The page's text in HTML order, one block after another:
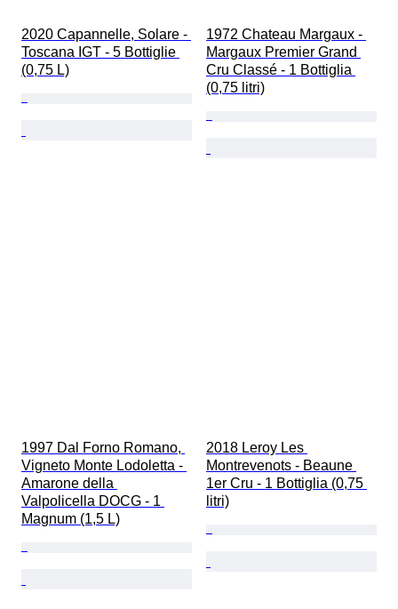
2020 Capannelle, Solare -
Toscana IGT - 5 Bottiglie
(0,75 L)
1972 Chateau Margaux -
Margaux Premier Grand
Cru Classé - 1 Bottiglia
(0,75 litri)
1997 Dal Forno Romano,
Vigneto Monte Lodoletta -
Amarone della
Valpolicella DOCG - 1
Magnum (1,5 L)
2018 Leroy Les
Montrevenots - Beaune
1er Cru - 1 Bottiglia (0,75
litri)